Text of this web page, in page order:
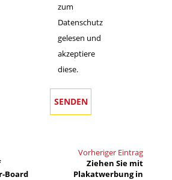
zum
Datenschutz
gelesen und
akzeptiere
diese.
Board
Vorheriger Eintrag
Ziehen Sie mit
Plakatwerbung in